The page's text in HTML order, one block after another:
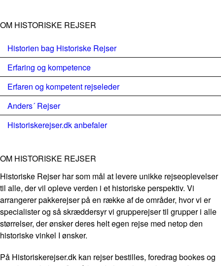
OM HISTORISKE REJSER
Historien bag Historiske Rejser
Erfaring og kompetence
Erfaren og kompetent rejseleder
Anders´ Rejser
Historiskerejser.dk anbefaler
OM HISTORISKE REJSER
Historiske Rejser har som mål at levere unikke rejseoplevelser
til alle, der vil opleve verden i et historiske perspektiv. Vi
arrangerer pakkerejser på en række af de områder, hvor vi er
specialister og så skræddersyr vi grupperejser til grupper i alle
størrelser, der ønsker deres helt egen rejse med netop den
historiske vinkel I ønsker.
På Historiskerejser.dk kan rejser bestilles, foredrag bookes og